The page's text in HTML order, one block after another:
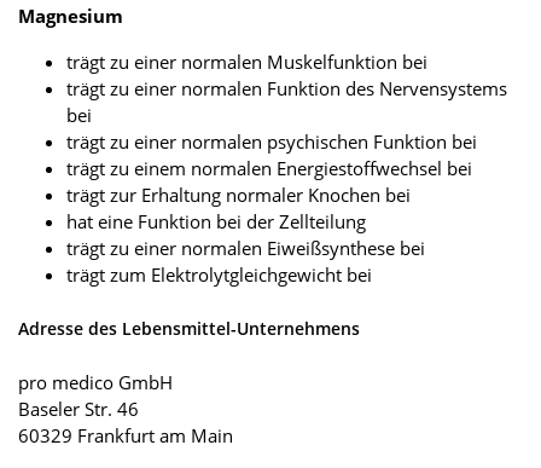
Magnesium
trägt zu einer normalen Muskelfunktion bei
trägt zu einer normalen Funktion des Nervensystems
bei
trägt zu einer normalen psychischen Funktion bei
trägt zu einem normalen Energiestoffwechsel bei
trägt zur Erhaltung normaler Knochen bei
hat eine Funktion bei der Zellteilung
trägt zu einer normalen Eiweißsynthese bei
trägt zum Elektrolytgleichgewicht bei
Adresse des Lebensmittel-Unternehmens
pro medico GmbH
Baseler Str. 46
60329 Frankfurt am Main